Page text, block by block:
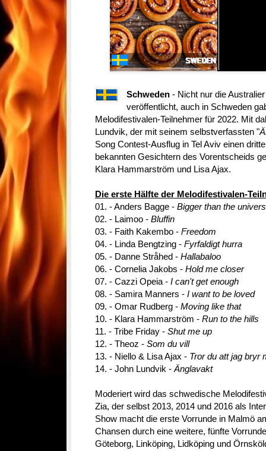
Schweden- Nicht nur die
veröffentlicht, auch in Schweden
Melodifestivalen-Teilnehmer für 2022. Mit
Lundvik, der mit seinem selbstverfassten "
Song Contest-Ausflug in Tel Aviv einen
bekannten Gesichtern des Vorentscheids
Klara Hammarström und Lisa Ajax.
Die erste Hälfte der Melodifestivalen-
01. - Anders Bagge - Bigger than the
02. - Laimoo - Bluffin
03. - Faith Kakembo - Freedom
04. - Linda Bengtzing - Fyrfaldigt hurra
05. - Danne Stråhed - Hallabaloo
06. - Cornelia Jakobs - Hold me closer
07. - Cazzi Opeia - I can't get enough
08. - Samira Manners - I want to be loved
09. - Omar Rudberg - Moving like that
10. - Klara Hammarström - Run to the hills
11. - Tribe Friday - Shut me up
12. - Theoz - Som du vill
13. - Niello & Lisa Ajax - Tror du att jag bryr
14. - John Lundvik - Änglavakt
Moderiert wird das schwedische
Zia, der selbst 2013, 2014 und 2016 als
Show macht die erste Vorrunde in Malmö
Chansen durch eine weitere, fünfte
Göteborg, Linköping, Lidköping und